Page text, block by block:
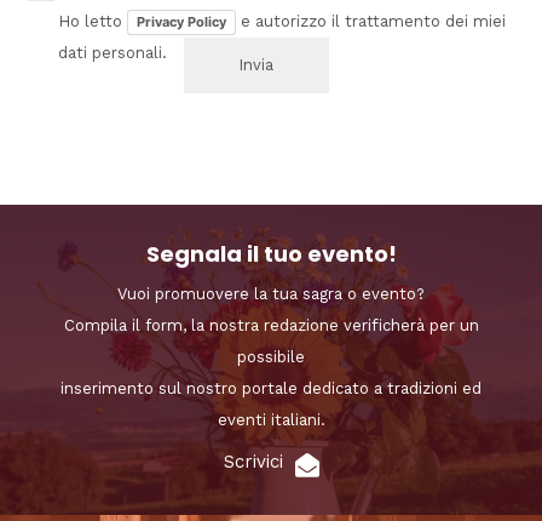
Ho letto Privacy Policy
e autorizzo il trattamento dei miei
dati personali.
Segnala il tuo evento!
Vuoi promuovere la tua sagra o evento?
Compila il form, la nostra redazione verificherà per un
possibile
inserimento sul nostro portale dedicato a tradizioni ed
eventi italiani.
Scrivici